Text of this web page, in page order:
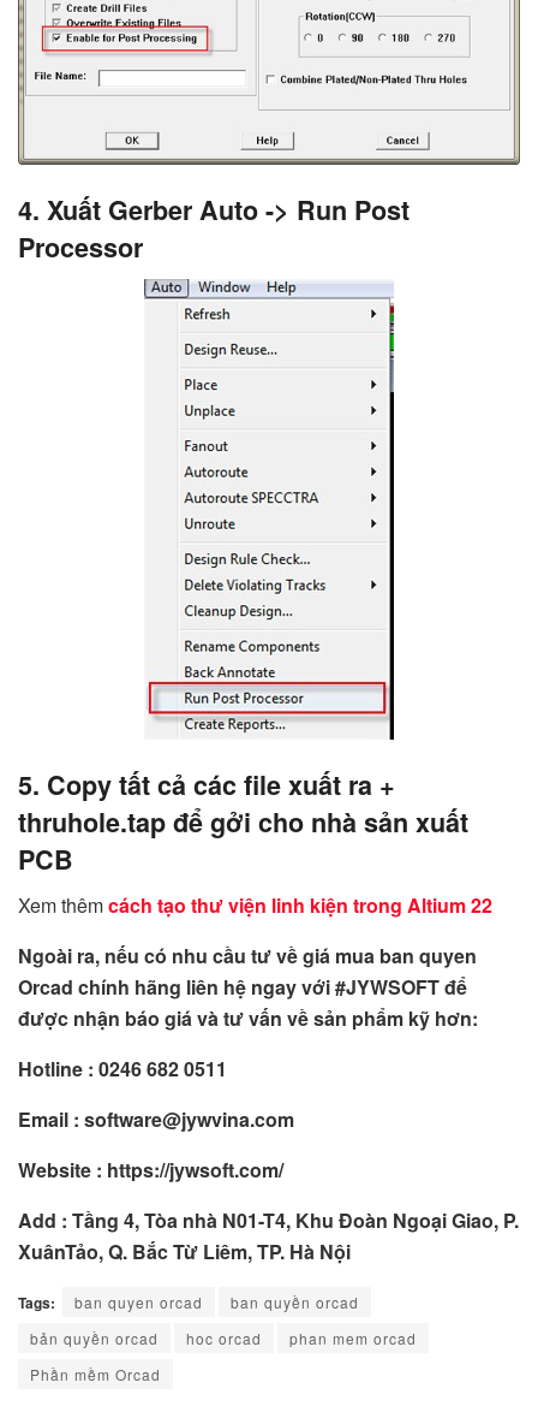
4. Xuất Gerber Auto -> Run Post
Processor
5. Copy tất cả các file xuất ra +
thruhole.tap để gởi cho nhà sản xuất
PCB
Xem thêmcách tạo thư viện linh kiện trong Altium 22
Ngoài ra, nếu có nhu cầu tư về giá mua ban quyen
Orcad chính hãng liên hệ ngay với #JYWSOFT để
được nhận báo giá và tư vấn về sản phẩm kỹ hơn:
Hotline : 0246 682 0511
Email : software@jywvina.com
Website : https://jywsoft.com/
Add : Tầng 4, Tòa nhà N01-T4, Khu Đoàn Ngoại Giao, P.
XuânTảo, Q. Bắc Từ Liêm, TP. Hà Nội
Tags: ban quyen orcad
ban quyền orcad
bản quyền orcad
hoc orcad
phan mem orcad
Phần mềm Orcad